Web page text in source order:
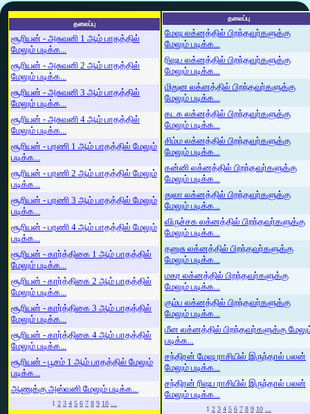
தலைப்பு
சூரியன் - அசுவனி 1 ஆம் பாதத்தில்
மேலும் படிக்க...
சூரியன் - அசுவனி 2 ஆம் பாதத்தில்
மேலும் படிக்க...
சூரியன் - அசுவனி 3 ஆம் பாதத்தில்
மேலும் படிக்க...
சூரியன் - அசுவனி 4 ஆம் பாதத்தில்
மேலும் படிக்க...
சூரியன் - பரணி 1 ஆம் பாதத்தில் மேலும்
படிக்க...
சூரியன் - பரணி 2 ஆம் பாதத்தில் மேலும்
படிக்க...
சூரியன் - பரணி 3 ஆம் பாதத்தில் மேலும்
படிக்க...
சூரியன் - பரணி 4 ஆம் பாதத்தில் மேலும்
படிக்க...
சூரியன் - கார்த்திகை 1 ஆம் பாதத்தில்
மேலும் படிக்க...
சூரியன் - கார்த்திகை 2 ஆம் பாதத்தில்
மேலும் படிக்க...
சூரியன் - கார்த்திகை 3 ஆம் பாதத்தில்
மேலும் படிக்க...
சூரியன் - கார்த்திகை 4 ஆம் பாதத்தில்
மேலும் படிக்க...
சூரியன் - பூசம் 1 ஆம் பாதத்தில் மேலும்
படிக்க...
ஆணுக்கு அஸ்வனி மேலும் படிக்க...
1 2 3 4 5 6 7 8 9 10 ...
தலைப்பு
மேஷ லக்னத்தில் பிறந்தவர்களுக்கு
மேலும் படிக்க...
ரிஷப லக்னத்தில் பிறந்தவர்களுக்கு
மேலும் படிக்க...
மிதுன லக்னத்தில் பிறந்தவர்களுக்கு
மேலும் படிக்க...
கடக லக்னத்தில் பிறந்தவர்களுக்கு
மேலும் படிக்க...
சிம்ம லக்னத்தில் பிறந்தவர்களுக்கு
மேலும் படிக்க...
கன்னி லக்னத்தில் பிறந்தவர்களுக்கு
மேலும் படிக்க...
துலா லக்னத்தில் பிறந்தவர்களுக்கு
மேலும் படிக்க...
விருச்சக லக்னத்தில் பிறந்தவர்களுக்கு
மேலும் படிக்க...
தனுசு லக்னத்தில் பிறந்தவர்களுக்கு
மேலும் படிக்க...
மகர லக்னத்தில் பிறந்தவர்களுக்கு
மேலும் படிக்க...
கும்ப லக்னத்தில் பிறந்தவர்களுக்கு
மேலும் படிக்க...
மீன லக்னத்தில் பிறந்தவர்களுக்கு
படிக்க...
சந்திரன் மேஷ ராசியில் இருந்தால் பலன்
மேலும் படிக்க...
சந்திரன் ரிஷப ராசியில் இருந்தால் பலன்
மேலும் படிக்க...
1 2 3 4 5 6 7 8 9 10 ...